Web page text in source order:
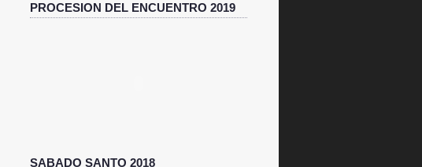
PROCESION DEL ENCUENTRO 2019
SABADO SANTO 2018